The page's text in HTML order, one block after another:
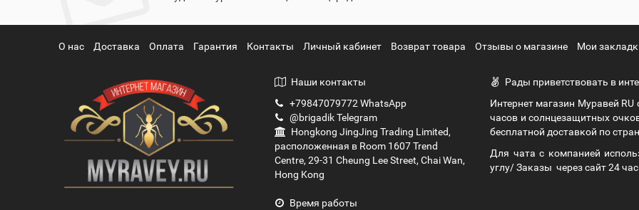
О нас Доставка Оплата Гарантия Контакты Личный кабинет Возврат товара Отзывы о магазине Мои
Наши контакты
+79847079772 WhatsApp
@brigadik Telegram
Hongkong JingJing Trading Limited,
расположенная в Room 1607 Trend
Centre, 29-31 Cheung Lee Street, Chai Wan,
Hong Kong
Время работы
Рады приветствовать в
Интернет магазин Муравей
часов и солнцезащитных
бесплатной доставкой по
Для чата с компанией
углу/ Заказы через сайт 24